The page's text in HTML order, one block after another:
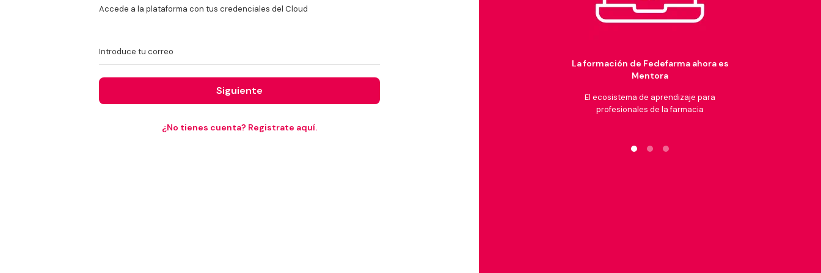
Accede a la plataforma con tus credenciales del Cloud
Introduce tu correo
Siguiente
¿No tienes cuenta? Registrate aquí.
La formación de Fedefarma ahora es
Mentora​
El ecosistema de aprendizaje ​para
profesionales de la farmacia